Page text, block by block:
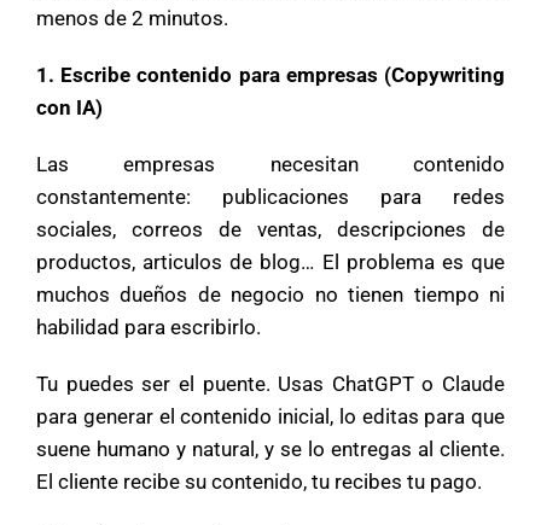
menos de 2 minutos.
1. Escribe contenido para empresas (Copywriting
con IA)
Las empresas necesitan contenido
constantemente: publicaciones para redes
sociales, correos de ventas, descripciones de
productos, articulos de blog… El problema es que
muchos dueños de negocio no tienen tiempo ni
habilidad para escribirlo.
Tu puedes ser el puente. Usas ChatGPT o Claude
para generar el contenido inicial, lo editas para que
suene humano y natural, y se lo entregas al cliente.
El cliente recibe su contenido, tu recibes tu pago.